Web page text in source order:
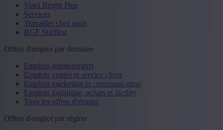
Voici Bright Plus
Services
Travailler chez nous
RGF Staffing
Offres d'emploi par domaine
Emplois administratifs
Emplois ventes et service client
Emplois marketing et communication
Emplois logistique, achats et facility
Tous les offres d'emploi
Offres d'emploi par région